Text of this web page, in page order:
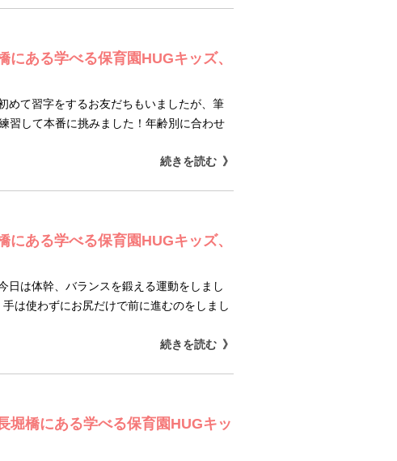
ある学べる保育園HUGキッズ、
めて習字をするお友だちもいましたが、筆
習して本番に挑みました！年齢別に合わせ
続きを読む
ある学べる保育園HUGキッズ、
日は体幹、バランスを鍛える運動をしまし
は使わずにお尻だけで前に進むのをしまし
続きを読む
堀橋にある学べる保育園HUGキッ